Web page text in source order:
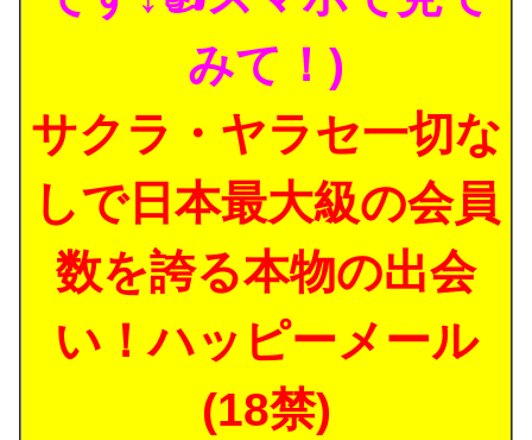
みて！)
サクラ・ヤラセ一切な
しで日本最大級の会員
数を誇る本物の出会
い！ハッピーメール
(18禁)